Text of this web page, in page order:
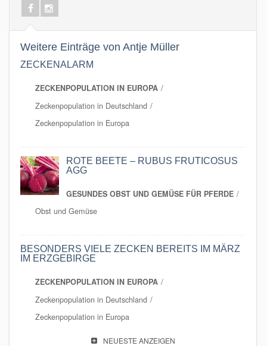
Weitere Einträge von Antje Müller
ZECKENALARM
ZECKENPOPULATION IN EUROPA
Zeckenpopulation in Deutschland
Zeckenpopulation in Europa
ROTE BEETE – RUBUS FRUTICOSUS
AGG
GESUNDES OBST UND GEMÜSE FÜR PFERDE
Obst und Gemüse
BESONDERS VIELE ZECKEN BEREITS IM MÄRZ
IM ERZGEBIRGE
ZECKENPOPULATION IN EUROPA
Zeckenpopulation in Deutschland
Zeckenpopulation in Europa
NEUESTE ANZEIGEN